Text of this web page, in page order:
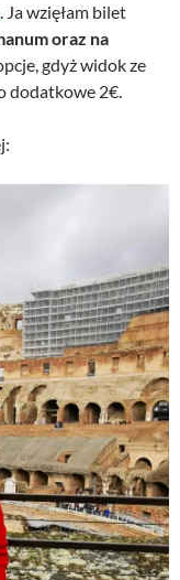
. Ja wzięłam bilet
oraz na
gdyż widok ze
dodatkowe 2€.